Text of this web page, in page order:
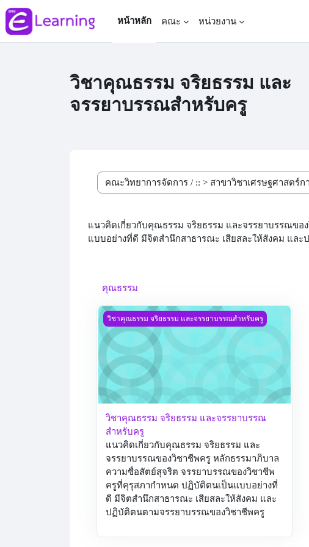
Skip to main content
หน้าหลัก
คณะ หน่วยงาน
วิชาคุณธรรม จริยธรรม และ
จรรยาบรรณสำหรับครู
Course categories
แนวคิดเกี่ยวกับคุณธรรม จริยธรรม และจรรยาบรรณข
แบบอย่างที่ดี มีจิตสำนึกสาธารณะ เสียสละให้สังคม แล
คุณธรรม
วิชาคุณธรรม จริยธรรม และจรรยาบรรณสำหรับครู
วิชาคุณธรรม จริยธรรม และจรรยาบรรณสำหรับครู
วิชาคุณธรรม จริยธรรม และจรรยาบรรณ
สำหรับครู
แนวคิดเกี่ยวกับคุณธรรม จริยธรรม และ
จรรยาบรรณของวิชาชีพครู หลักธรรมาภิบาล
ความซื่อสัตย์สุจริต จรรยาบรรณของวิชาชีพ
ครูที่คุรุสภากำหนด ปฏิบัติตนเป็นแบบอย่างที่
ดี มีจิตสำนึกสาธารณะ เสียสละให้สังคม และ
ปฏิบัติตนตามจรรยาบรรณของวิชาชีพครู